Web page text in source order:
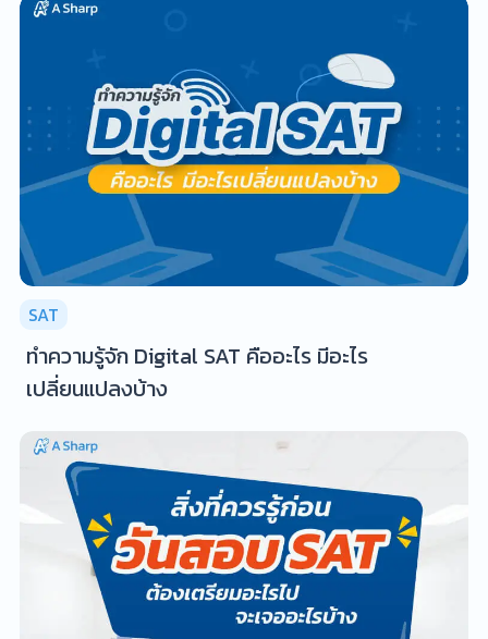
SAT
ทำความรู้จัก Digital SAT คืออะไร มีอะไร
เปลี่ยนแปลงบ้าง